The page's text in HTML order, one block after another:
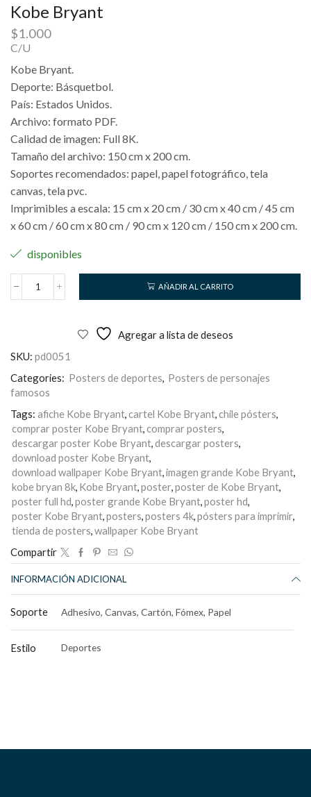
Kobe Bryant
$1.000
C/U
Kobe Bryant.
Deporte: Básquetbol.
País: Estados Unidos.
Archivo: formato PDF.
Calidad de imagen: Full 8K.
Tamaño del archivo: 150 cm x 200 cm.
Soportes recomendados: papel, papel fotográfico, tela
canvas, tela pvc.
Imprimibles a escala: 15 cm x 20 cm / 30 cm x 40 cm / 45 cm
x 60 cm / 60 cm x 80 cm / 90 cm x 120 cm / 150 cm x 200 cm.
disponibles
Kobe
AÑADIR AL CARRITO
Agregar a lista de deseos
SKU: pd0051
Categories: Posters de deportes, Posters de personajes
famosos
Tags: afiche Kobe Bryant, cartel Kobe Bryant, chile pósters,
comprar poster Kobe Bryant, comprar posters,
descargar poster Kobe Bryant,descargar posters,
download poster Kobe Bryant,
download wallpaper Kobe Bryant,imagen grande Kobe Bryant,
kobe bryan 8k, Kobe Bryant,poster,poster de Kobe Bryant,
poster full hd,poster grande Kobe Bryant,poster hd,
poster Kobe Bryant,posters,posters 4k,pósters para imprimir,
tienda de posters,wallpaper Kobe Bryant
Compartir
INFORMACIÓN ADICIONAL
Soporte Adhesivo, Canvas, Cartón, Fómex, Papel
Estilo Deportes